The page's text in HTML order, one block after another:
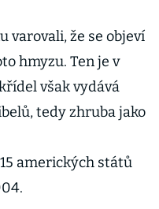
varovali, že se objeví
hmyzu. Ten je v
však vydává
tedy zhruba jako
amerických států